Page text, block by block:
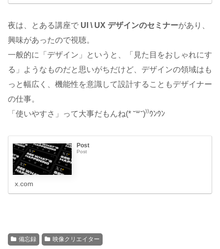
夜は、とある講座で UI \ UX デザインのセミナーがあり、
興味があったので視聴。
一般的に「デザイン」というと、「見た目をおしゃれにす
る」ようなものだと思いがちだけど、デザインの領域はも
っと幅広く、機能性を意識して設計することもデザイナー
の仕事。
「使いやすさ」って大事だもんね(* ˘꒳˘)⁾⁾ｳﾝｳﾝ
Post
Post
x.com
備忘録 映像クリエイター